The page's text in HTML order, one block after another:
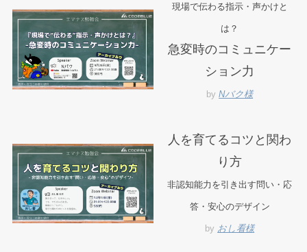
現場で伝わる指示・声かけと
は？
急変時のコミュニケー
ション力
byNバク様
人を育てるコツと関わ
り方
非認知能力を引き出す問い・応
答・安心のデザイン
by おし看様